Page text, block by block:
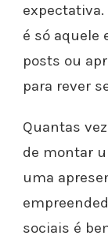
expectativa.
é só aquele
posts ou
para rever
Quantas
de montar
uma
sociais é